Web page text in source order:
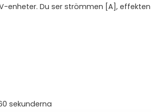
enheter. Du ser strömmen [A], effekten
sekunderna